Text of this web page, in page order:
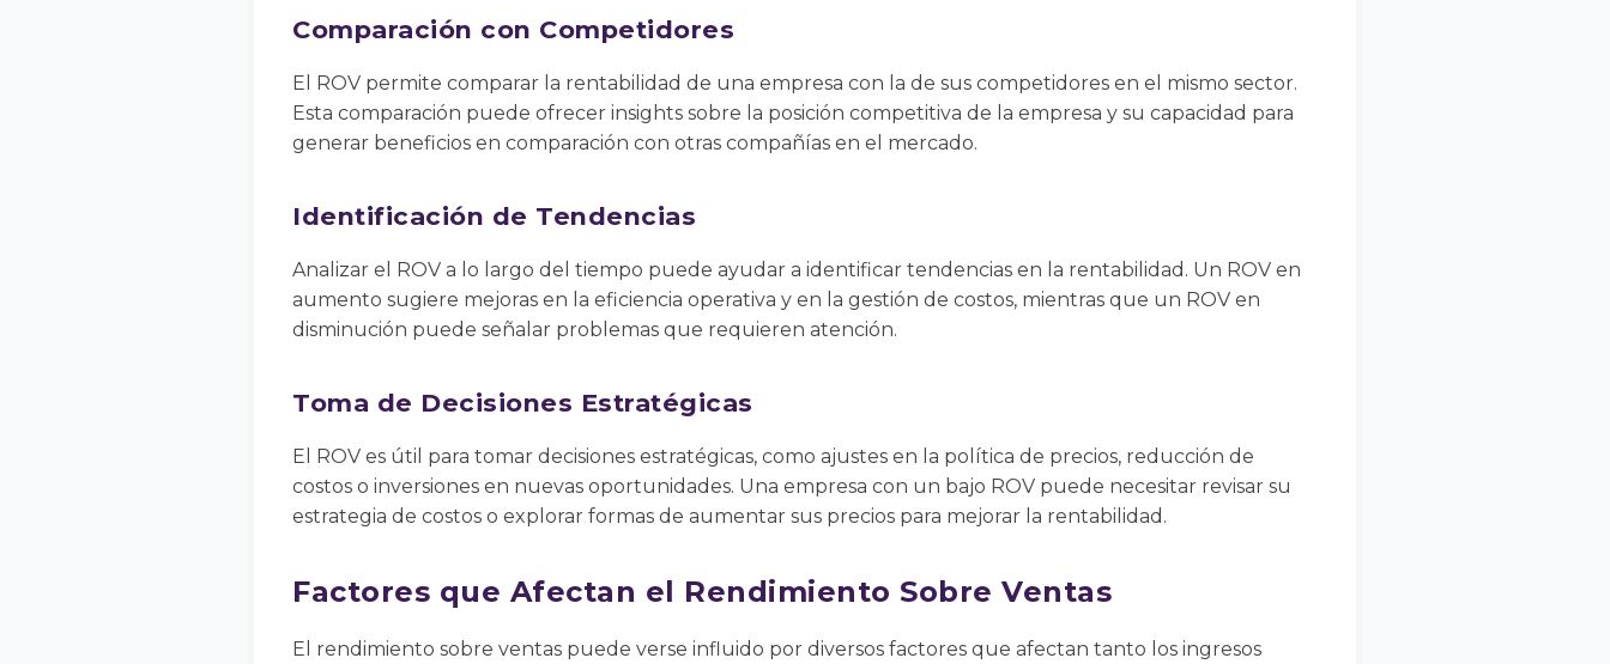
Comparación con Competidores
El ROV permite comparar la rentabilidad de una empresa con la de sus competidores en el mismo sector.
Esta comparación puede ofrecer insights sobre la posición competitiva de la empresa y su capacidad para
generar beneficios en comparación con otras compañías en el mercado.
Identificación de Tendencias
Analizar el ROV a lo largo del tiempo puede ayudar a identificar tendencias en la rentabilidad. Un ROV en
aumento sugiere mejoras en la eficiencia operativa y en la gestión de costos, mientras que un ROV en
disminución puede señalar problemas que requieren atención.
Toma de Decisiones Estratégicas
El ROV es útil para tomar decisiones estratégicas, como ajustes en la política de precios, reducción de
costos o inversiones en nuevas oportunidades. Una empresa con un bajo ROV puede necesitar revisar su
estrategia de costos o explorar formas de aumentar sus precios para mejorar la rentabilidad.
Factores que Afectan el Rendimiento Sobre Ventas
El rendimiento sobre ventas puede verse influido por diversos factores que afectan tanto los ingresos